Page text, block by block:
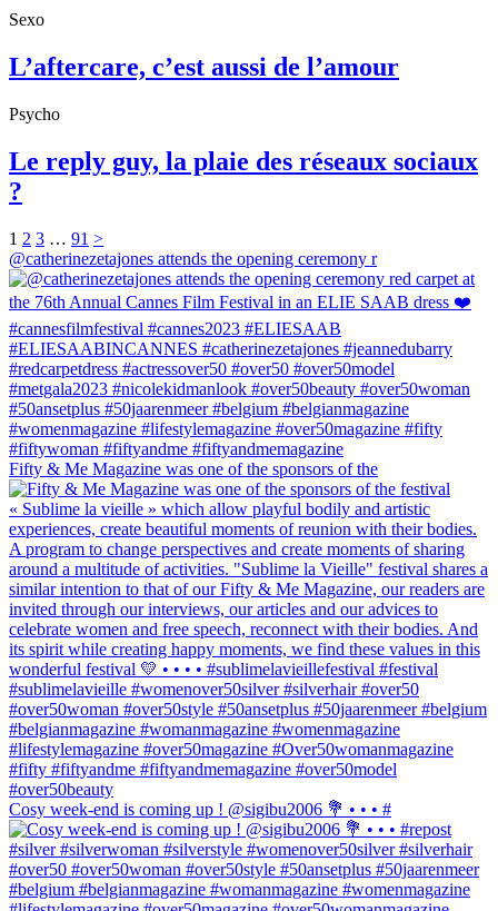
Sexo
L’aftercare, c’est aussi de l’amour
Psycho
Le reply guy, la plaie des réseaux sociaux
?
1 2 3 … 91 >
@catherinezetajones attends the opening ceremony r
Fifty & Me Magazine was one of the sponsors of the
Cosy week-end is coming up ! @sigibu2006 💐 • • • #